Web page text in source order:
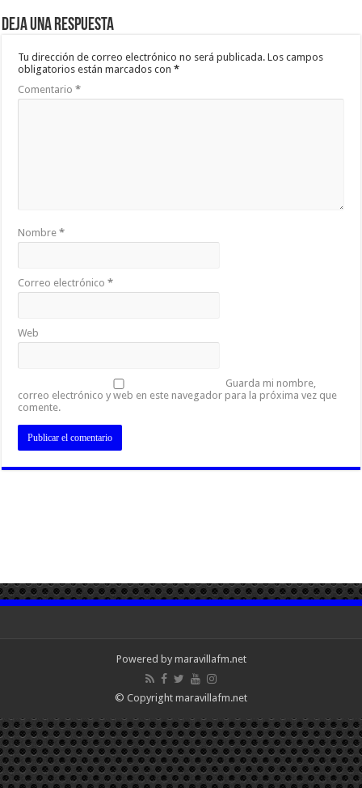
Deja una respuesta
Tu dirección de correo electrónico no será publicada. Los campos
obligatorios están marcados con*
Comentario*
Nombre*
Correo electrónico*
Web
Guarda mi nombre,
correo electrónico y web en este navegador para la próxima vez que
comente.
Powered by maravillafm.net
© Copyright maravillafm.net